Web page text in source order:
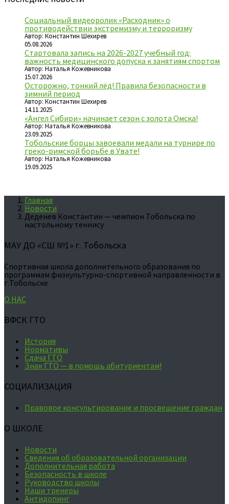
Социальный видеоролик «Расходник» о
противодействии экстремизму и терроризму
Автор: Константин Шехирев
05.08.2026
Стартовала запись на 2026-2027 учебный год:
важность медицинского допуска к занятиям спортом
Автор: Наталья Кожевникова
15.07.2026
Осторожно, тонкий лёд! Правила безопасности в
зимний период
Автор: Константин Шехирев
14.11.2025
«Ангел Сибири» начинает сезон с золота Омска!
Автор: Наталья Кожевникова
23.09.2025
Тобольские борцы завоевали медали на турнире по
греко-римской борьбе в Увате!
Автор: Наталья Кожевникова
19.09.2025
Главная
Новости
Деденев Константин — чемпион Тобольска по
настольному теннису
МАУ ДО «СШ №1» г. Тобольска
Спортивная школа дополнительного образования по
программам физкультурно-спортивной направленности в
г.Тобольске
О НАС
ВФСК ГТО
История
Нормативы
Сдача ГТО
Знак ГТО — в помощь абитуриентам!
СОЦИАЛИЗАЦИЯ
Правовое консультирование и просвещение граждан
О ШКОЛЕ
Новости
Сведения об образовательной организации
Дополнительная работа
Безопасность в школе
Руководство школы
Наши тренеры
Антидопинг